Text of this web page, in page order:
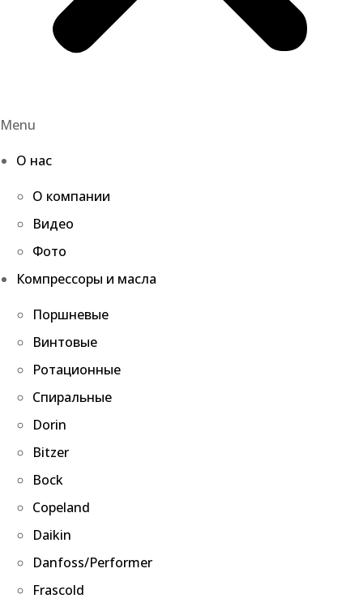
Menu
О нас
О компании
Видео
Фото
Компрессоры и масла
Поршневые
Винтовые
Ротационные
Спиральные
Dorin
Bitzer
Bock
Copeland
Daikin
Danfoss/Performer
Frascold